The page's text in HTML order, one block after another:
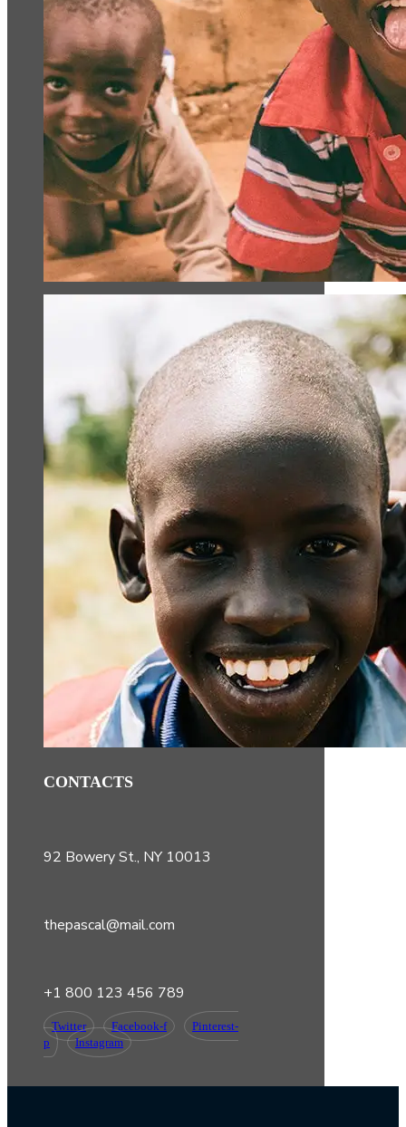
CONTACTS
92 Bowery St., NY 10013
thepascal@mail.com
+1 800 123 456 789
Twitter Facebook-f
Pinterest-
p
Instagram